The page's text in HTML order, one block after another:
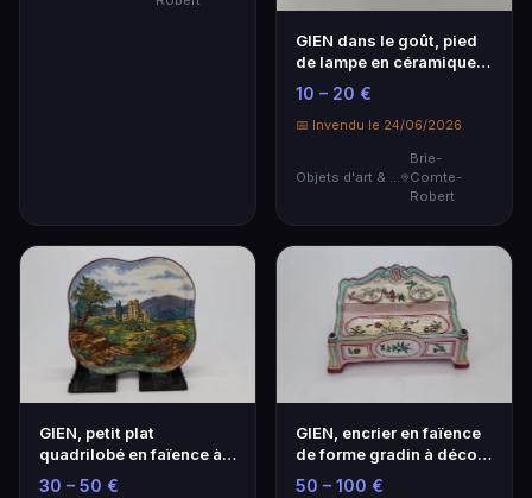
GIEN dans le goût, pied
de lampe en céramique
(hauteur du pi…
10 – 20 €
📅 Invendu le 24/06/2026
Objets d'art & Curiosités
Brie-
Comte-
Robert
GIEN, petit plat
quadrilobé en faïence à
décor d'une scène p…
30 – 50 €
GIEN, encrier en faïence
de forme gradin à décor
polychrome …
50 – 100 €